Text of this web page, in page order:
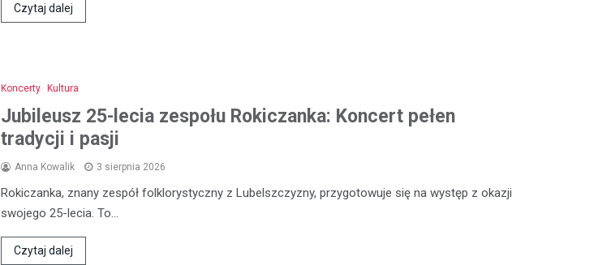
Czytaj dalej
Koncerty Kultura
Jubileusz 25-lecia zespołu Rokiczanka: Koncert pełen
tradycji i pasji
Anna Kowalik 3 sierpnia 2026
Rokiczanka, znany zespół folklorystyczny z Lubelszczyzny, przygotowuje się na występ z okazji
swojego 25-lecia. To…
Czytaj dalej